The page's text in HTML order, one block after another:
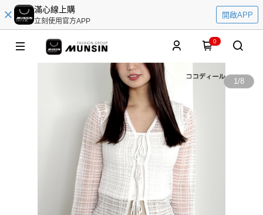
滿心線上購
立刻使用官方APP
開啟APP
0
1/8